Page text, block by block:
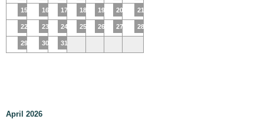
15 16 17 18 19 20 21
22 23 24 25 26 27 28
29 30 31
April 2026